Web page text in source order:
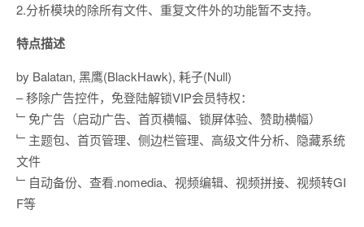
2.分析模块的除所有文件、重复文件外的功能暂不支持。
特点描述
by Balatan, 黑鹰(BlackHawk), 耗子(Null)
– 移除广告控件，免登陆解锁VIP会员特权：
﹂免广告（启动广告、首页横幅、锁屏体验、赞助横幅）
﹂主题包、首页管理、侧边栏管理、高级文件分析、隐藏系统
文件
﹂自动备份、查看.nomedia、视频编辑、视频拼接、视频转GI
F等